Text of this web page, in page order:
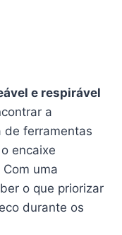
e respirável
a
de ferramentas
encaixe
uma
o que priorizar
durante os